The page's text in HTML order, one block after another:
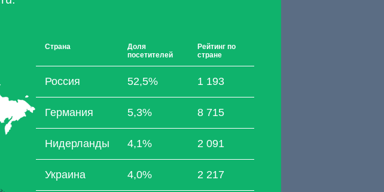
Страна
Доля
посетителей
Рейтинг по
стране
Россия 52,5% 1 193
Германия 5,3% 8 715
Нидерланды 4,1% 2 091
Украина 4,0% 2 217